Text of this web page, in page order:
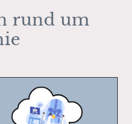
rund um